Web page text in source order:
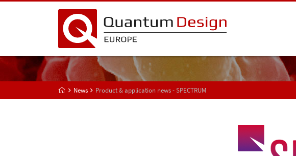
News Product & application news - SPECTRUM